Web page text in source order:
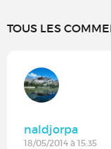
TOUS LES
naldjorpa
18/05/2014 à 15:35